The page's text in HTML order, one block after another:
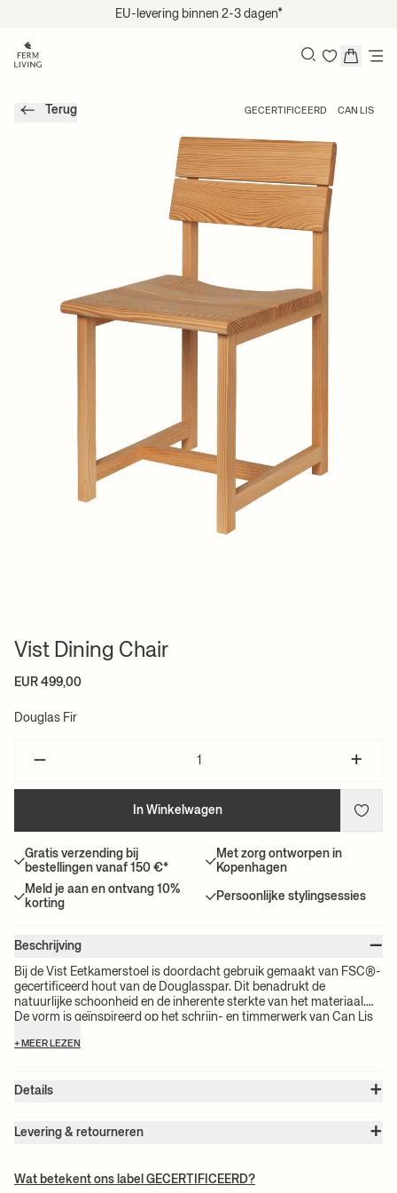
EU-levering binnen 2-3 dagen*
Terug GECERTIFICEERD CAN LIS
Vist Dining Chair
EUR 499,00
Douglas Fir
– +
In Winkelwagen
Gratis verzending bij
bestellingen vanaf 150 €*
Met zorg ontworpen in
Kopenhagen
Meld je aan en ontvang 10%
korting
Persoonlijke stylingsessies
Beschrijving –
Bij de Vist Eetkamerstoel is doordacht gebruik gemaakt van FSC®-
gecertificeerd hout van de Douglasspar. Dit benadrukt de
natuurlijke schoonheid en de inherente sterkte van het materiaal.
De vorm is geïnspireerd op het schrijn- en timmerwerk van Can Lis
en lichtheid. De zacht afgeronde zitting en gebogen rugleuning
+ MEER LEZEN
Details +
Kleur: Douglas Fir
Hoogte rugleuning: 34.0 cm
Gewicht: 6 kg
Levering & retourneren +
van je gekozen product(en). De exacte prijs van je bestelling wordt
berekend bij het afrekenen.
Wat betekent ons label GECERTIFICEERD?